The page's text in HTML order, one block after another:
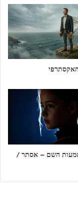
השם – אסתר /